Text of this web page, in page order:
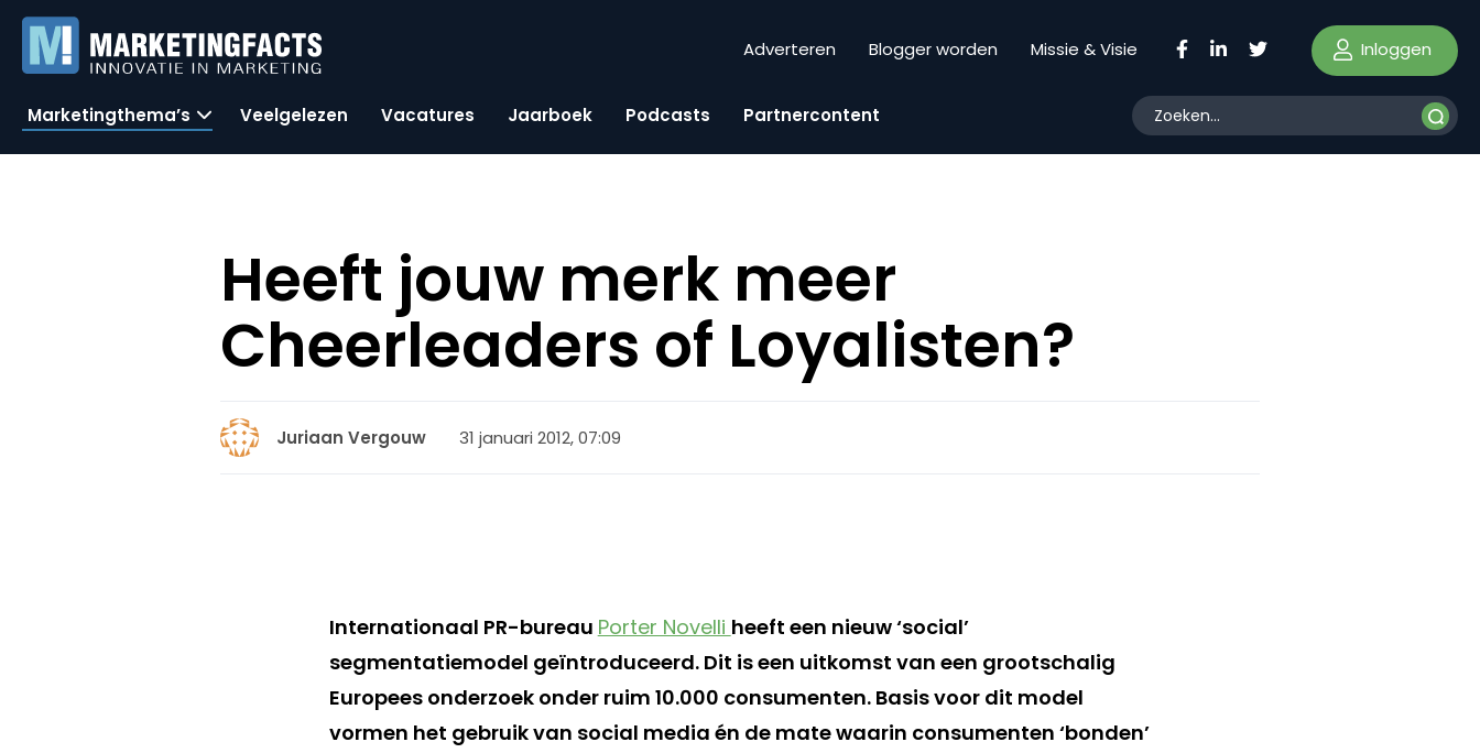
Adverteren Blogger worden Missie & Visie Inloggen
Marketingthema’s Veelgelezen Vacatures Jaarboek Podcasts Partnercontent
Heeft jouw merk meer
Cheerleaders of Loyalisten?
Juriaan Vergouw 31 januari 2012, 07:09
Internationaal PR-bureau Porter Novelli heeft een nieuw ‘social’
segmentatiemodel geïntroduceerd. Dit is een uitkomst van een grootschalig
Europees onderzoek onder ruim 10.000 consumenten. Basis voor dit model
vormen het gebruik van social media én de mate waarin consumenten ‘bonden’